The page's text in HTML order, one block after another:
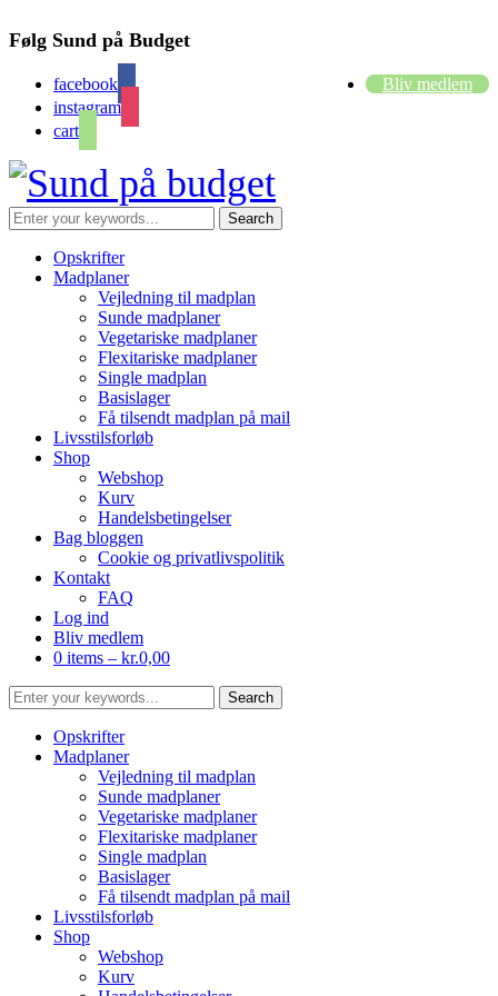
Følg Sund på Budget
facebook
instagram
cart
Bliv medlem
Opskrifter
Madplaner
Vejledning til madplan
Sunde madplaner
Vegetariske madplaner
Flexitariske madplaner
Single madplan
Basislager
Få tilsendt madplan på mail
Livsstilsforløb
Shop
Webshop
Kurv
Handelsbetingelser
Bag bloggen
Cookie og privatlivspolitik
Kontakt
FAQ
Log ind
Bliv medlem
0 items – kr.0,00
Opskrifter
Madplaner
Vejledning til madplan
Sunde madplaner
Vegetariske madplaner
Flexitariske madplaner
Single madplan
Basislager
Få tilsendt madplan på mail
Livsstilsforløb
Shop
Webshop
Kurv